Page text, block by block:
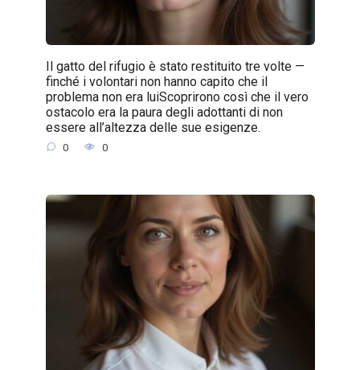
Il gatto del rifugio è stato restituito tre volte —
finché i volontari non hanno capito che il
problema non era luiScoprirono così che il vero
ostacolo era la paura degli adottanti di non
essere all’altezza delle sue esigenze.
0 0